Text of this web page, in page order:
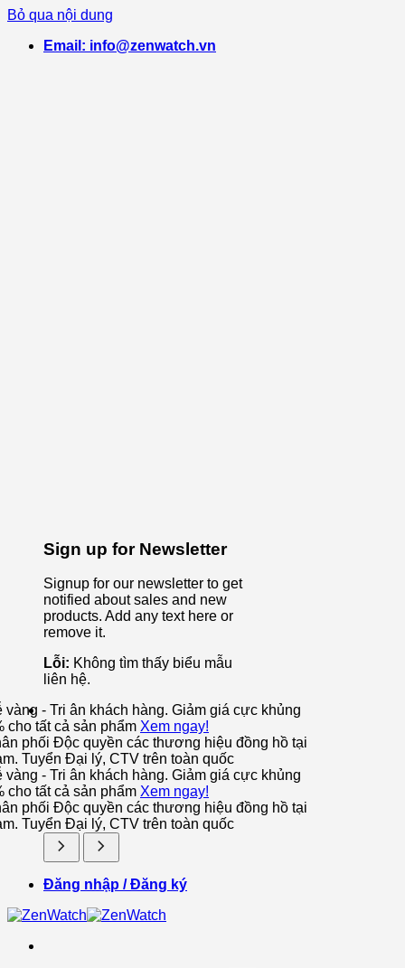
Bỏ qua nội dung
Email: info@zenwatch.vn
Sign up for Newsletter
Signup for our newsletter to get
notified about sales and new
products. Add any text here or
remove it.
Lỗi: Không tìm thấy biểu mẫu
liên hệ.
vàng - Tri ân khách hàng. Giảm giá cực khủng
cho tất cả sản phẩm Xem ngay!
phối Độc quyền các thương hiệu đồng hồ tại
Tuyển Đại lý, CTV trên toàn quốc
vàng - Tri ân khách hàng. Giảm giá cực khủng
cho tất cả sản phẩm Xem ngay!
phối Độc quyền các thương hiệu đồng hồ tại
Tuyển Đại lý, CTV trên toàn quốc
Đăng nhập / Đăng ký